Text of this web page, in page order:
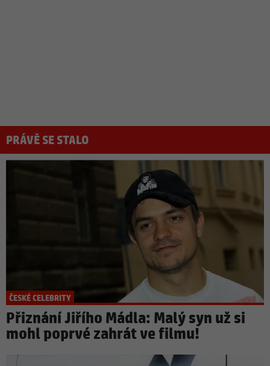
PRÁVĚ SE STALO
ČESKÉ CELEBRITY
Přiznání Jiřího Mádla: Malý syn už si
mohl poprvé zahrát ve filmu!